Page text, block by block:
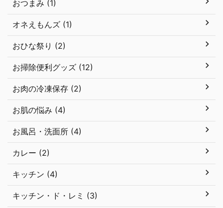
おつまみ (1)
オネえもんズ (1)
おひな祭り (2)
お掃除便利グッズ (12)
お肉の冷凍保存 (2)
お肌の悩み (4)
お風呂・洗面所 (4)
カレー (2)
キッチン (4)
キッチン・ド・レミ (3)